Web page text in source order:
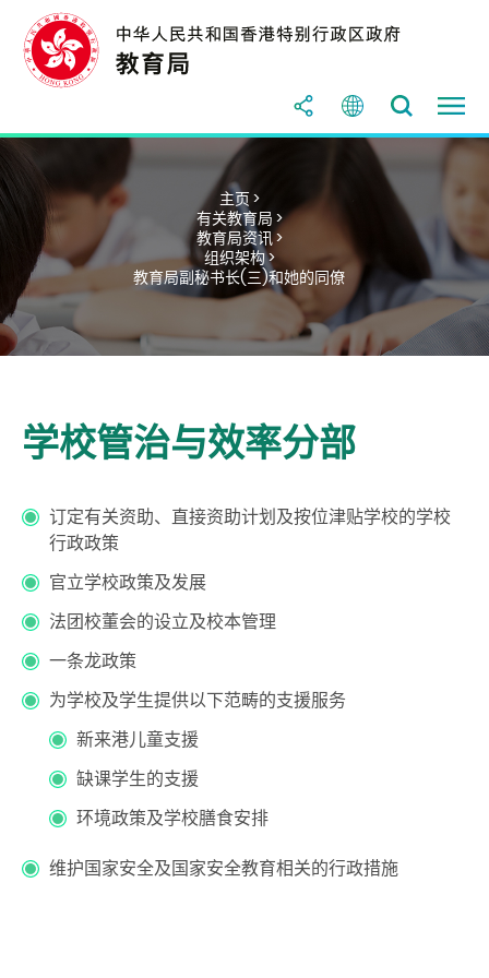
主页 >
有关教育局 >
教育局资讯 >
组织架构 >
教育局副秘书长(三)和她的同僚
学校管治与效率分部
订定有关资助、直接资助计划及按位津贴学校的学校
行政政策
官立学校政策及发展
法团校董会的设立及校本管理
一条龙政策
为学校及学生提供以下范畴的支援服务
新来港儿童支援
缺课学生的支援
环境政策及学校膳食安排
维护国家安全及国家安全教育相关的行政措施